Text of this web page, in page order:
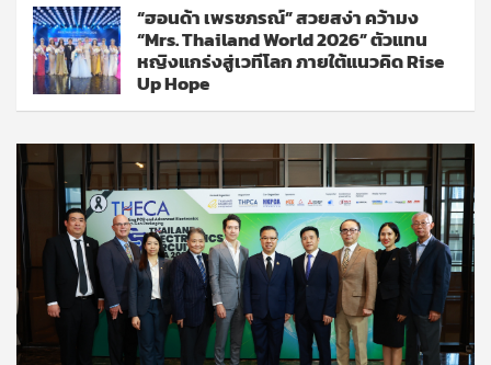
“ฮอนด้า เพรชภรณ์” สวยสง่า คว้ามง
“Mrs. Thailand World 2026” ตัวแทน
หญิงแกร่งสู่เวทีโลก ภายใต้แนวคิด Rise
Up Hope